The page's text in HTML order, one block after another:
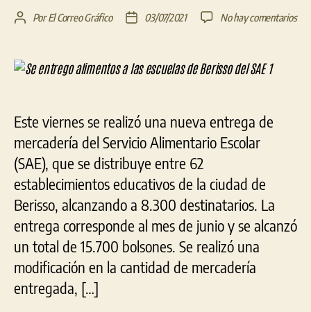
Autor
entrada
PorEl Correo Gráfico
Fecha
entrada
03/07/2021 No hay comentariosen
Este viernes se realizó una nueva entrega de
mercadería del Servicio Alimentario Escolar
(SAE), que se distribuye entre 62
establecimientos educativos de la ciudad de
Berisso, alcanzando a 8.300 destinatarios. La
entrega corresponde al mes de junio y se alcanzó
un total de 15.700 bolsones. Se realizó una
modificación en la cantidad de mercadería
entregada, […]